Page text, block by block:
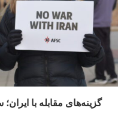
گزینه‌های مقابله با